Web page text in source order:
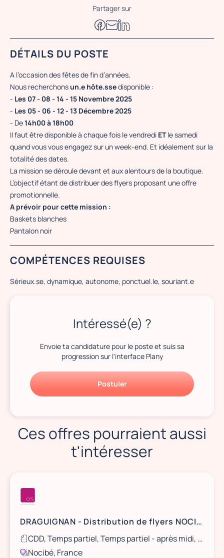
Partager sur
DÉTAILS DU POSTE
A l’occasion des fêtes de fin d’années,
Nous recherchonsun.e hôte.ssedisponible :
- Les 07 - 08 - 14 - 15 Novembre 2025
- Les 05 - 06 - 12 - 13 Décembre 2025
- De14h00 à 18h00
Il faut être disponible à chaque fois le vendredi ETle samedi
quand vous vous engagez sur un week-end. Et idéalement sur la
totalité des dates.
La mission se déroule devant et aux alentours de la boutique.
L’objectif étant de distribuer des flyers proposant une offre
promotionnelle.
A prévoir pour cette mission :
Baskets blanches
Pantalon noir
COMPÉTENCES REQUISES
Sérieux.se, dynamique, autonome, ponctuel.le, souriant.e
Intéressé(e) ?
Envoie ta candidature pour le poste et suis sa
progression sur l'interface Plany
Postuler
Ces offres pourraient aussi
t'intéresser
DRAGUIGNAN - Distribution de flyers NOCIBÉ - 21 et 22 août / 28 et 29 août
CDD, Temps partiel, Temps partiel - après midi, Ponctuel
Nocibé, France